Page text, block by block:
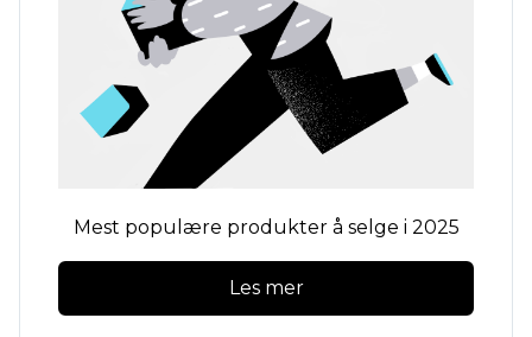
Mest populære produkter å selge i 2025
Les mer